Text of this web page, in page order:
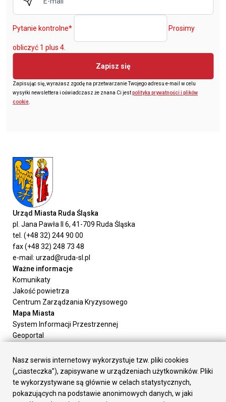
Pytanie kontrolne* Prosimy
obliczyć 1 plus 4.
Zapisz się
Zapisując się, wyrażasz zgodę na przetwarzanie Twojego adresu e-mail w celu
wysyłki newslettera i oświadczasz że znana Ci jestpolityka prywatności i plików
cookie.
Urząd Miasta Ruda Śląska
pl. Jana Pawła II 6, 41-709 Ruda Śląska
tel. (+48 32) 244 90 00
fax (+48 32) 248 73 48
e-mail: urzad@ruda-sl.pl
Ważne informacje
Komunikaty
Jakość powietrza
Centrum Zarządzania Kryzysowego
Mapa Miasta
System Informacji Przestrzennej
Geoportal
Załatw sprawę
Prezydent Miasta
Rada Miasta
Wydziały
Nasz serwis internetowy wykorzystuje tzw. pliki cookies
(„ciasteczka”), zapisywane w urządzeniach użytkowników. Pliki
te wykorzystywane są głównie w celach statystycznych,
pokazujących na podstawie anonimowych danych, w jaki